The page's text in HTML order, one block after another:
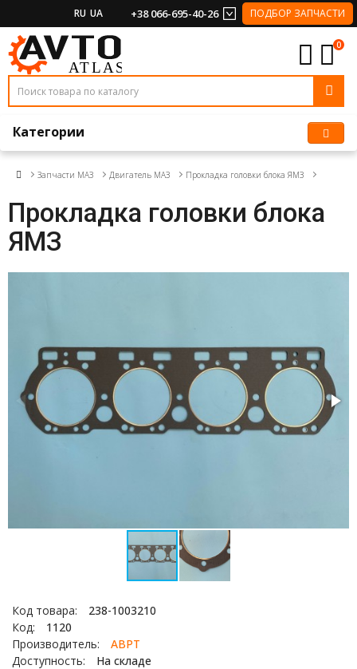
RU UA +38 066-695-40-26 ПОДБОР ЗАПЧАСТИ
0
Категории
Запчасти МАЗ Двигатель МАЗ Прокладка головки блока ЯМЗ
Прокладка головки блока
ЯМЗ
Код товара:
238-1003210
Код:
1120
Производитель:
АВРТ
Доступность:
На складе